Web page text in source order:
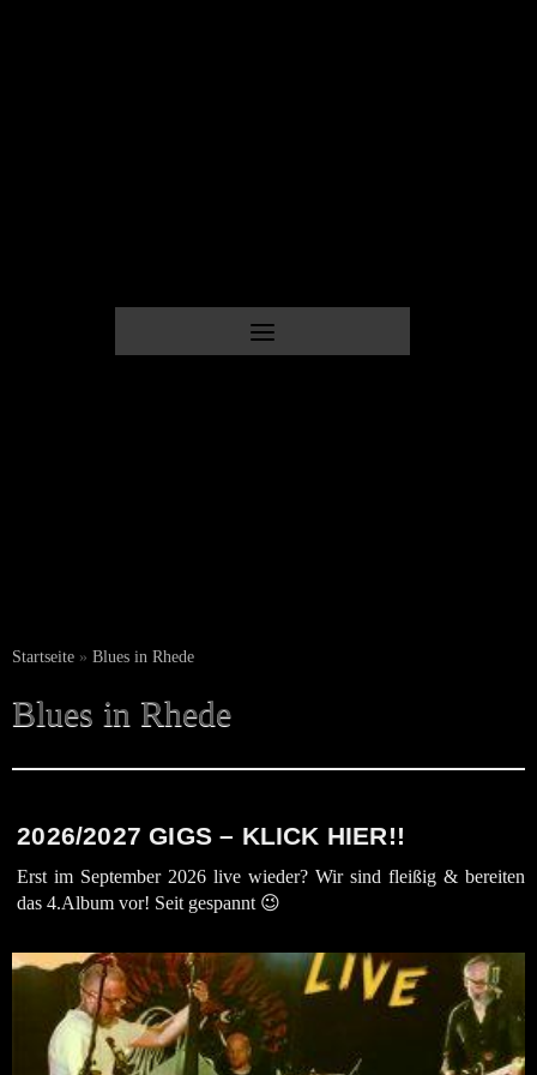
Startseite » Blues in Rhede
Blues in Rhede
2026/2027 GIGS – KLICK HIER!!
Erst im September 2026 live wieder? Wir sind fleißig & bereiten
das 4.Album vor! Seit gespannt 😉